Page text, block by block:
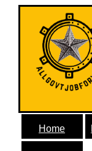
Home